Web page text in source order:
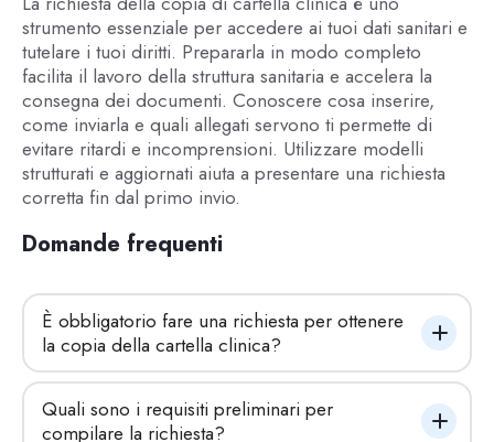
strumento essenziale per accedere ai tuoi dati sanitari e
tutelare i tuoi diritti. Prepararla in modo completo
facilita il lavoro della struttura sanitaria e accelera la
consegna dei documenti. Conoscere cosa inserire,
come inviarla e quali allegati servono ti permette di
evitare ritardi e incomprensioni. Utilizzare modelli
strutturati e aggiornati aiuta a presentare una richiesta
corretta fin dal primo invio.
Domande frequenti
È obbligatorio fare una richiesta per ottenere
la copia della cartella clinica?
Quali sono i requisiti preliminari per
compilare la richiesta?